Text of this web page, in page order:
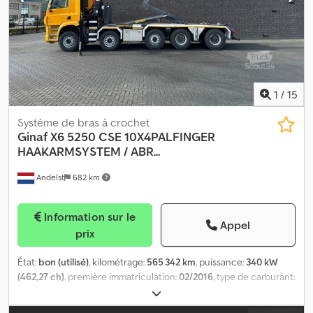
000 kg, arrière 11 500 kg. Grue année 2000, très peu utilisée, grue
de test ! Diagramme de charge : 6,5 m - 970 kg, extensible jusqu’à
9 m ! Grue seule : 10 900,00 € HT ! Véhicule test d’Atlas Hanovre !
Prix neuf env. 120 000,00 € ! Dimension pneumatiques essieu
arrière 295/80R22.5. LES INFORMATIONS SUR LES ACCESSOIRES
SONT FOURNIES SANS GARANTIE, sous réserve de modifications,
de vente préalable et d’erreurs ! Dodpfx Afovhhr Eexjwa
1 / 15
Andelst 682 km
Système de bras à crochet
GinafX6 5250 CSE 10X4PALFINGER
HAAKARMSYSTEM / ABR...
prix
Appel
État: bon (utilisé), kilométrage: 565 342 km, puissance: 340 kW
(462,27 ch), première immatriculation:02/2016, type de carburant:
10x4
carburant:diesel, capacité du réservoir de carburant:500 l,